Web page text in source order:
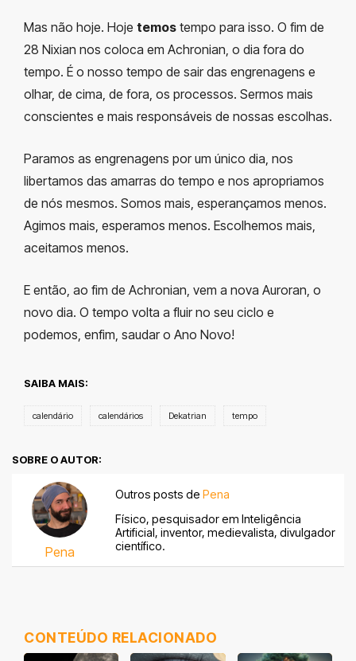
Mas não hoje. Hoje temos tempo para isso. O fim de
28 Nixian nos coloca em Achronian, o dia fora do
tempo. É o nosso tempo de sair das engrenagens e
olhar, de cima, de fora, os processos. Sermos mais
conscientes e mais responsáveis de nossas escolhas.
Paramos as engrenagens por um único dia, nos
libertamos das amarras do tempo e nos apropriamos
de nós mesmos. Somos mais, esperançamos menos.
Agimos mais, esperamos menos. Escolhemos mais,
aceitamos menos.
E então, ao fim de Achronian, vem a nova Auroran, o
novo dia. O tempo volta a fluir no seu ciclo e
podemos, enfim, saudar o Ano Novo!
SAIBA MAIS:
calendário calendários Dekatrian tempo
SOBRE O AUTOR:
Pena
Outros posts de Pena
Físico, pesquisador em Inteligência
Artificial, inventor, medievalista, divulgador
científico.
CONTEÚDO RELACIONADO